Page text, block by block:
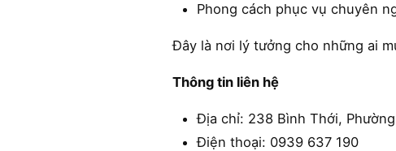
Phong cách phục vụ chuyên
Đây là nơi lý tưởng cho những ai
Thông tin liên hệ
Địa chỉ: 238 Bình Thới,
Điện thoại: 0939 637 190